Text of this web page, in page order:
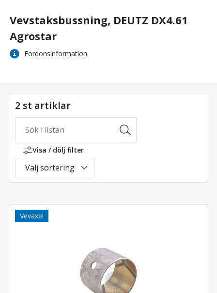
Vevstaksbussning, DEUTZ DX4.61
Agrostar
Fordonsinformation
2 st artiklar
Visa / dölj filter
Välj sortering
Vevaxel